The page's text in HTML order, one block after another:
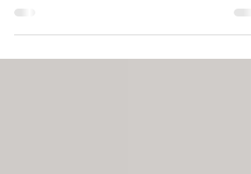
て出展です こちら、恒例のスピーカーコーナー ...